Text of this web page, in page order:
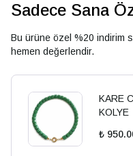
Sadece Sana
Bu ürüne özel %20 indirim
hemen değerlendir.
KARE
KOLYE
₺